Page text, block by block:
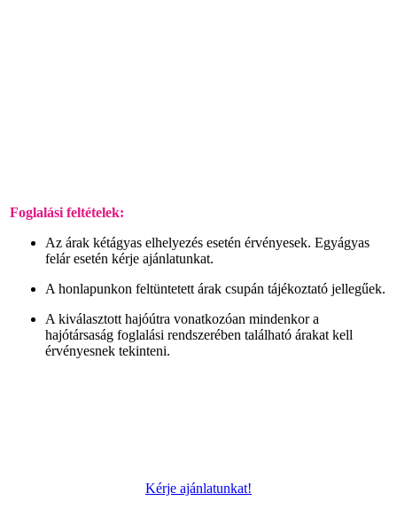
Foglalási feltételek:
Az árak kétágyas elhelyezés esetén érvényesek. Egyágyas
felár esetén kérje ajánlatunkat.
A honlapunkon feltüntetett árak csupán tájékoztató jellegűek.
A kiválasztott hajóútra vonatkozóan mindenkor a
hajótársaság foglalási rendszerében található árakat kell
érvényesnek tekinteni.
Kérje ajánlatunkat!